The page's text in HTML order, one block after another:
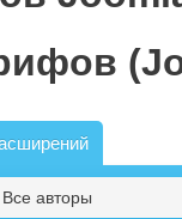
Все авторы